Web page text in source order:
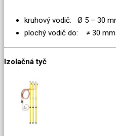
kruhový vodič: Ø 5 – 30
plochý vodič do: ≠ 30 mm
Izolačná tyč